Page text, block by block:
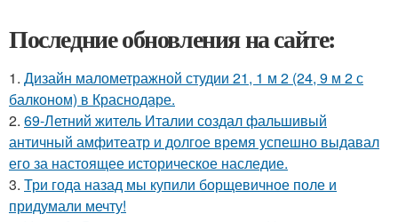
Последние обновления на сайте:
1. Дизайн малометражной студии 21, 1 м 2 (24, 9 м 2 с
балконом) в Краснодаре.
2. 69-Летний житель Италии создал фальшивый
античный амфитеатр и долгое время успешно выдавал
его за настоящее историческое наследие.
3. Три года назад мы купили борщевичное поле и
придумали мечту!